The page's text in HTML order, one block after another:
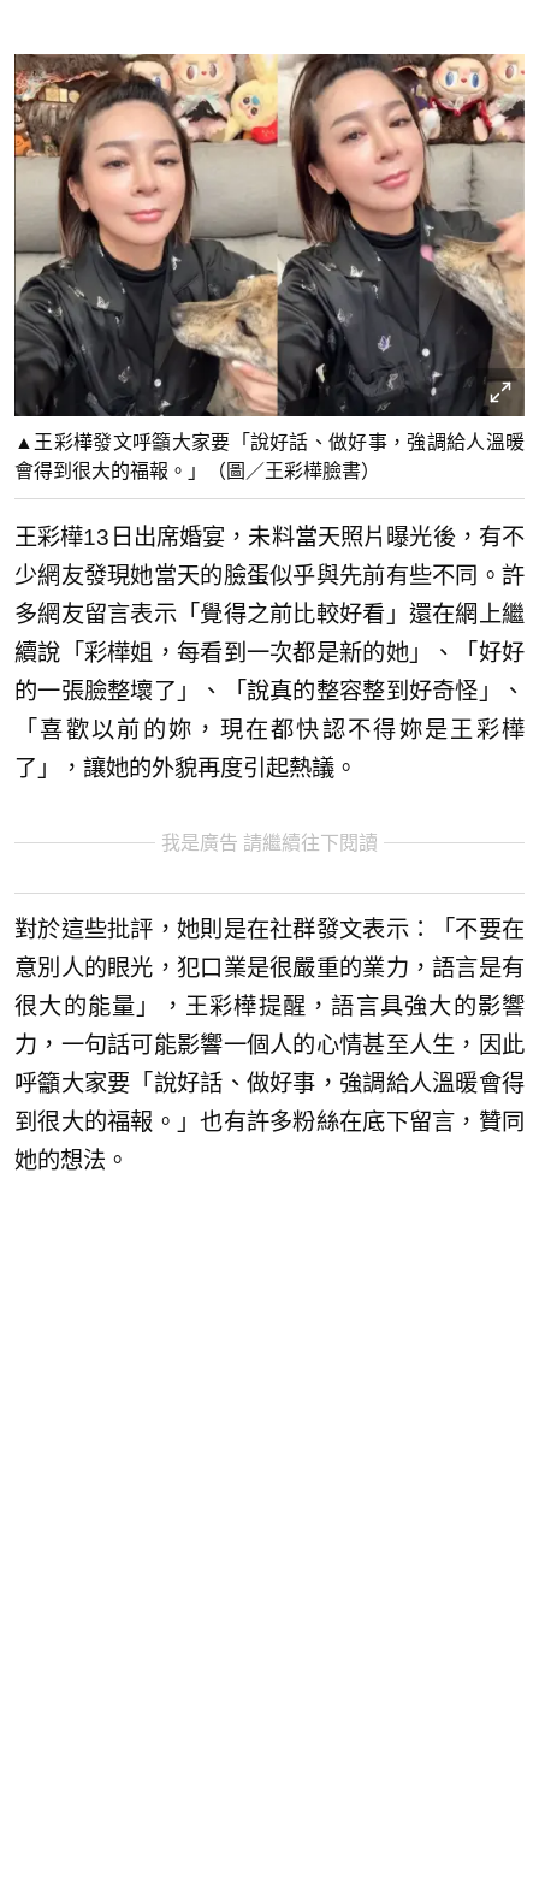
▲王彩樺發文呼籲大家要「說好話、做好事，強調給人溫暖
會得到很大的福報。」（圖／王彩樺臉書）
王彩樺13日出席婚宴，未料當天照片曝光後，有不
少網友發現她當天的臉蛋似乎與先前有些不同。許
多網友留言表示「覺得之前比較好看」還在網上繼
續說「彩樺姐，每看到一次都是新的她」、「好好
的一張臉整壞了」、「說真的整容整到好奇怪」、
「喜歡以前的妳，現在都快認不得妳是王彩樺
了」，讓她的外貌再度引起熱議。
我是廣告 請繼續往下閱讀
對於這些批評，她則是在社群發文表示：「不要在
意別人的眼光，犯口業是很嚴重的業力，語言是有
很大的能量」，王彩樺提醒，語言具強大的影響
力，一句話可能影響一個人的心情甚至人生，因此
呼籲大家要「說好話、做好事，強調給人溫暖會得
到很大的福報。」也有許多粉絲在底下留言，贊同
她的想法。